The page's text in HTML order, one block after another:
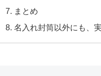
まとめ
名入れ封筒以外にも、